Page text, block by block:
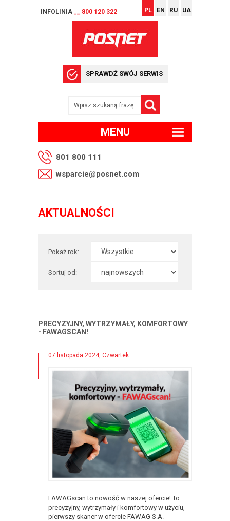
INFOLINIA __ 800 120 322 PL EN RU UA
SPRAWDŹ SWÓJ SERWIS
MENU
801 800 111
wsparcie@posnet.com
AKTUALNOŚCI
Pokaż rok:
Sortuj od:
PRECYZYJNY, WYTRZYMAŁY, KOMFORTOWY
- FAWAGSCAN!
07 listopada 2024, Czwartek
FAWAGscan to nowość w naszej ofercie! To
precyzyjny, wytrzymały i komfortowy w użyciu,
pierwszy skaner w ofercie FAWAG S.A.